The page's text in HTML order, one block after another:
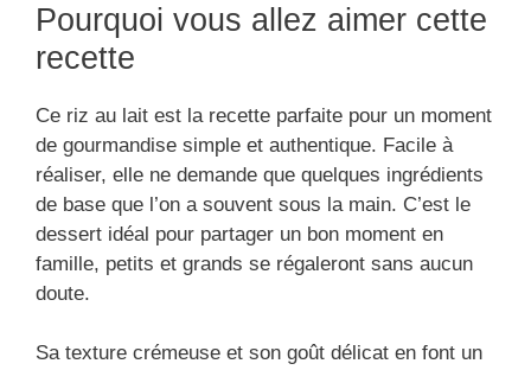
Pourquoi vous allez aimer cette
recette
Ce riz au lait est la recette parfaite pour un moment
de gourmandise simple et authentique. Facile à
réaliser, elle ne demande que quelques ingrédients
de base que l’on a souvent sous la main. C’est le
dessert idéal pour partager un bon moment en
famille, petits et grands se régaleront sans aucun
doute.
Sa texture crémeuse et son goût délicat en font un